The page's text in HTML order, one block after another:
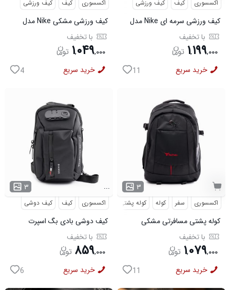
اکسسوری کیف کیف ورزشی
کیف ورزشی مشکی Nike مدل
50700با تخفیف
۱,۰۴۹,۰۰۰
خرید سریع 4
اکسسوری کیف کیف ورزشی
کیف ورزشی سرمه ای Nike مدل
50701با تخفیف
۱,۱۹۹,۰۰۰
خرید سریع 11
۳ ...
اکسسوری کیف کیف دوشی
کیف دوشی بادی بگ اسپرت
Bange مدل 50695با تخفیف
۸۵۹,۰۰۰
خرید سریع 6
۳
اکسسوری سفر کوله کوله پشتی مسافرتی
کوله پشتی مسافرتی مشکی
Buffalo مدل 50690با تخفیف
۱,۰۷۹,۰۰۰
خرید سریع 11